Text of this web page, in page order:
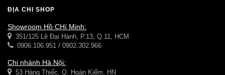
ĐỊA CHỈ SHOP
Showroom Hồ CHí Minh:
351/125 Lê Đại Hành, P.13, Q.11, HCM
0906.106.951 / 0902.302.966
Chi nhánh Hà Nội:
53 Hàng Thiếc, Q. Hoàn Kiếm, HN